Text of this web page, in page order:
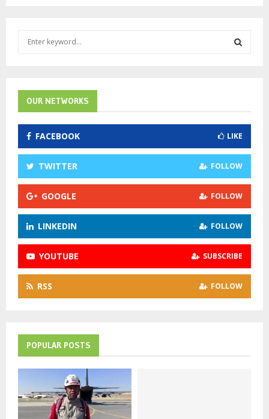
f
o
:
R
C
H
OUR NETWORKS
FACEBOOK LIKE
TWITTER FOLLOW
GOOGLE FOLLOW
LINKEDIN FOLLOW
YOUTUBE SUBSCRIBE
RSS FOLLOW
POPULAR POSTS